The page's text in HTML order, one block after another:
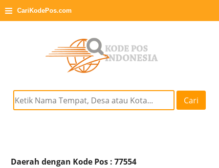
≡ CariKodePos.com
Cari
Daerah dengan Kode Pos : 77554